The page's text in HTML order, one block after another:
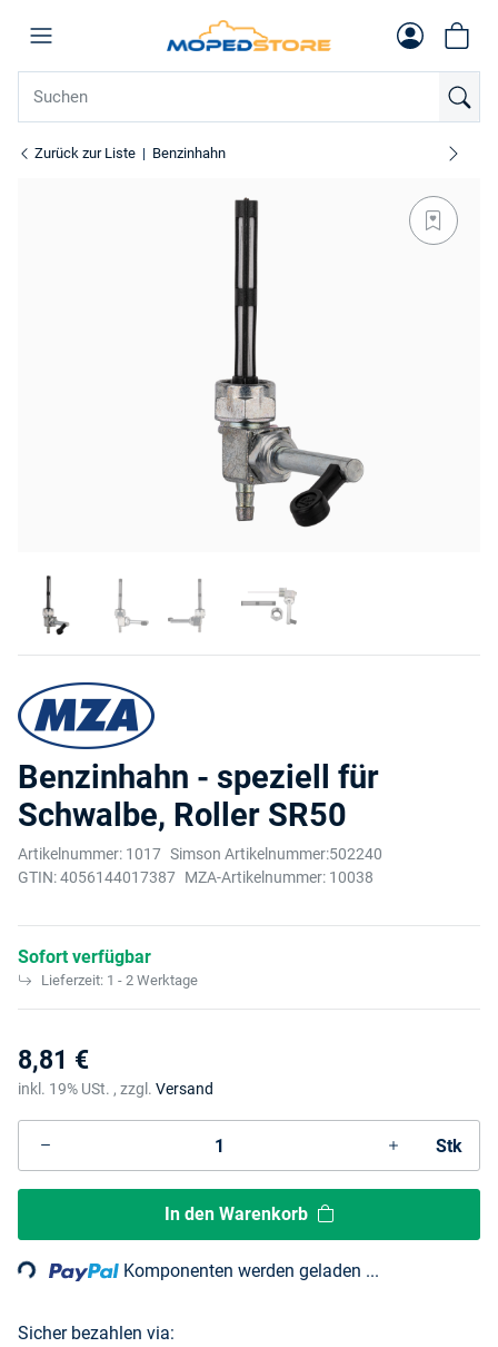
Zurück zur Liste Benzinhahn
Benzinhahn - speziell für
Schwalbe, Roller SR50
Artikelnummer: 1017 Simson Artikelnummer:502240
GTIN:4056144017387 MZA-Artikelnummer: 10038
Sofort verfügbar
Lieferzeit: 1 - 2 Werktage
8,81 €
inkl. 19% USt. , zzgl. Versand
Stk
In den Warenkorb
Komponenten werden geladen ...
Sicher bezahlen via: